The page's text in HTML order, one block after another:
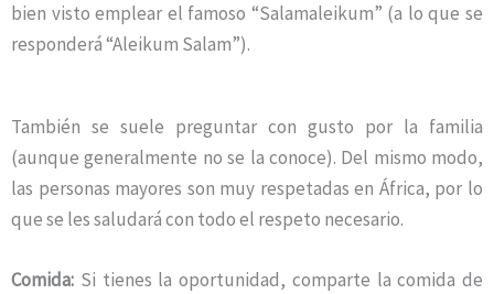
bien visto emplear el famoso “Salamaleikum” (a lo que se
responderá “Aleikum Salam”).
También se suele preguntar con gusto por la familia
(aunque generalmente no se la conoce). Del mismo modo,
las personas mayores son muy respetadas en África, por lo
que se les saludará con todo el respeto necesario.
Comida: Si tienes la oportunidad, comparte la comida de